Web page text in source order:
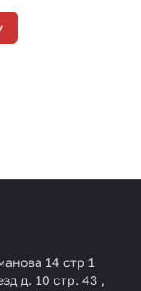
14 стр 1
д. 10 стр. 43 ,